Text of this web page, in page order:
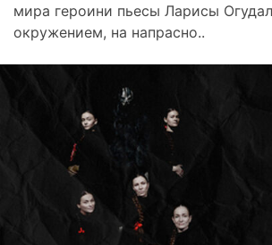
мира героини пьесы Ларисы
окружением, на напрасно..